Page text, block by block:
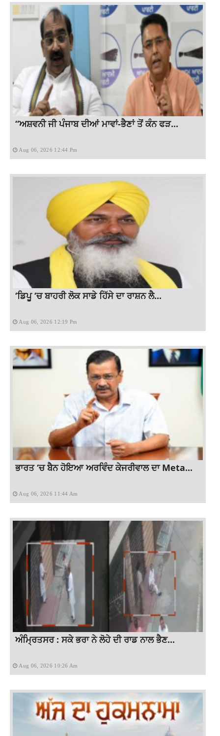
“ਅਸ਼ਵਨੀ ਜੀ ਪੰਜਾਬ ਦੀਆਂ ਮਾਵਾਂ-ਭੈਣਾਂ ਤੋਂ ਕੰਨ ਫੜ...
Aug 06, 2026 12:44 Pm
‘ਡਿਪੂ ‘ਚ ਬਾਹਰੀ ਲੋਕ ਸਾਡੇ ਹਿੱਸੇ ਦਾ ਰਾਸ਼ਨ ਲੈ...
Aug 06, 2026 12:19 Pm
ਭਾਰਤ ‘ਚ ਬੈਨ ਹੋਇਆ ਅਰਵਿੰਦ ਕੇਜਰੀਵਾਲ ਦਾ Meta...
Aug 06, 2026 11:44 Am
ਅੰਮ੍ਰਿਤਸਰ : ਸਕੇ ਭਰਾ ਨੇ ਲੋਹੇ ਦੀ ਰਾਡ ਨਾਲ ਭੈਣ...
Aug 06, 2026 10:26 Am